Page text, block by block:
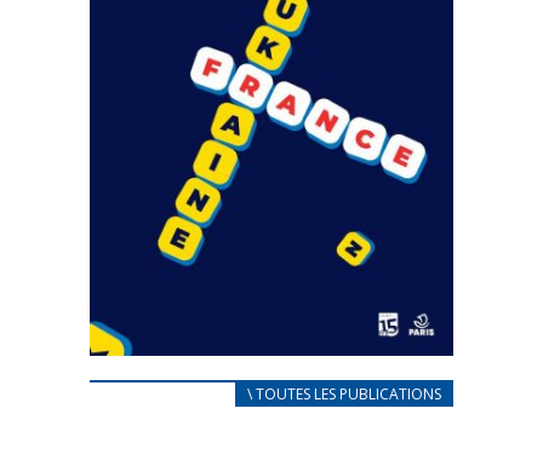
CARNET D’ACCUEIL\ TOUTES LES PUBLICATIONS